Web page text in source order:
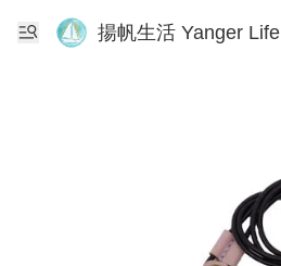
揚帆生活 Yanger Life